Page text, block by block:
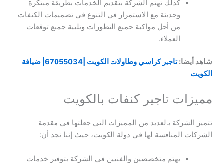
كذلك تهتم الشركة بتقديم الخدمات بطريقة مبتكرة
وحديثة مع الاستمرار في التنوع في تصميمات الكنفات
من أجل مواكبة جميع التطورات وتلبية جميع توقعات
العملاء.
شاهد أيضا:
تاجير كراسي وطاولات الكويت |67055034| ضيافة
الكويت
مميزات تاجير كنفات بالكويت
تتميز الشركة بالعديد من المميزات التي جعلتها في مقدمة
الشركات المنافسة لها في دولة الكويت، حيث إننا نجد أن:
يهتم متخصصين والفنيين في الشركة بتوفير خدمات